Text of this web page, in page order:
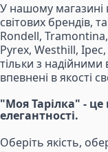
У нашому магазині
світових брендів,
Rondell,
Pyrex, Westhill,
тільки з
впевнені в якості
"Моя Тарілка" - це
елегантності.
Оберіть якість,